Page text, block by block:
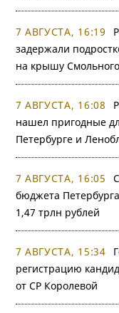
7 АВГУСТА, 16:19
задержали
на крышу
7 АВГУСТА, 16:08
нашел пригодные
Петербурге и
7 АВГУСТА, 16:05
бюджета
1,47 трлн рублей
7 АВГУСТА, 15:34
регистрацию
от СР Королевой